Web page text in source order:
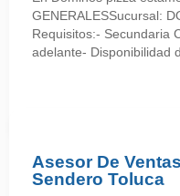
GENERALESSucursal:
Requisitos:- Secundaria
adelante- Disponibilidad
Asesor De
Sendero Toluca